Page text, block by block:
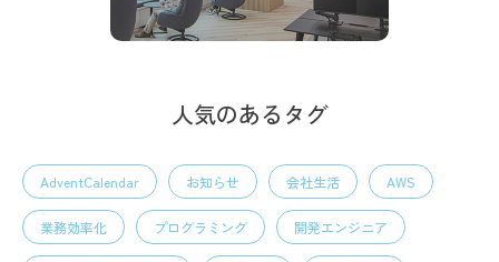
人気のあるタグ
AdventCalendar お知らせ 会社生活 AWS
業務効率化 プログラミング 開発エンジニア